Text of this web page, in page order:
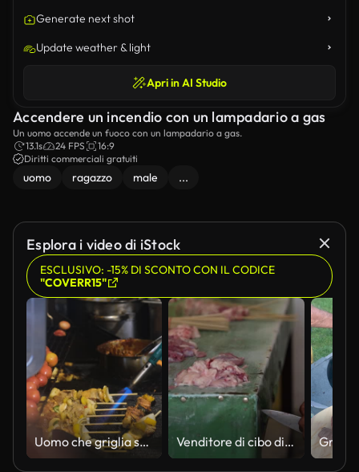
Generate next shot
Update weather & light
Apri in AI Studio
Accendere un incendio con un lampadario a gas
Un uomo accende un fuoco con un lampadario a gas.
13.1s
24 FPS
16:9
Diritti commerciali gratuiti
uomo ragazzo male ...
Esplora i video di iStock
ESCLUSIVO: -15% DI SCONTO CON IL CODICE
"COVERR15"
Uomo che griglia spiedini con torcia a gas all'aperto Venditore di cibo di strada che taglia carne fresca per il satay indonesiano,